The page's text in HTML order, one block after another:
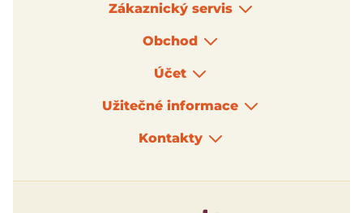
Zákaznický servis
Obchod
Účet
Užitečné informace
Kontakty